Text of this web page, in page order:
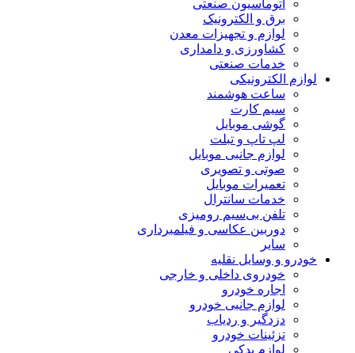
اتوماسیون صنعتی
برق و الکترونیک
لوازم و تجهیزات معدن
کشاورزی و دامداری
خدمات صنعتی
لوازم الکترونیکی
ساعت هوشمند
سیم کارت
گوشی موبایل
لپ تاپ و تبلت
لوازم جانبی موبایل
صوتی و تصویری
تعمیرات موبایل
خدمات سانترال
تلفن بی‌سیم رومیزی
دوربین عکاسی و فیلمبرداری
سایر
خودرو و وسایل نقلیه
خودروی داخلی و خارجی
اجاره خودرو
لوازم جانبی خودرو
دزدگیر و ردیاب
تزئینات خودرو
لوازم یدکی